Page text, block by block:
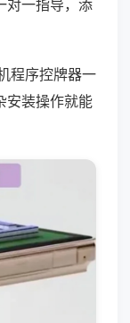
对一指导，添
程序控牌器一
安装操作就能